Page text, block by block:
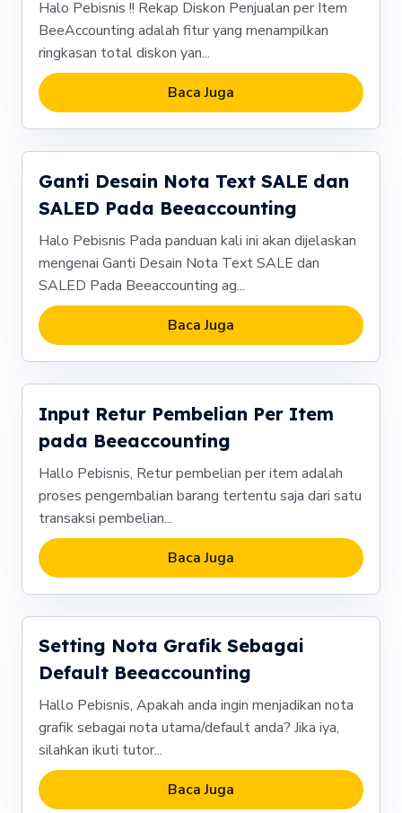
Halo Pebisnis !! Rekap Diskon Penjualan per Item
BeeAccounting adalah fitur yang menampilkan
ringkasan total diskon yan...
Baca Juga
Ganti Desain Nota Text SALE dan
SALED Pada Beeaccounting
Halo Pebisnis Pada panduan kali ini akan dijelaskan
mengenai Ganti Desain Nota Text SALE dan
SALED Pada Beeaccounting ag...
Baca Juga
Input Retur Pembelian Per Item
pada Beeaccounting
Hallo Pebisnis, Retur pembelian per item adalah
proses pengembalian barang tertentu saja dari satu
transaksi pembelian...
Baca Juga
Setting Nota Grafik Sebagai
Default Beeaccounting
Hallo Pebisnis, Apakah anda ingin menjadikan nota
grafik sebagai nota utama/default anda? Jika iya,
silahkan ikuti tutor...
Baca Juga